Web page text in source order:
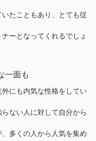
たこともあり、とても従
ーとなってくれるでしょ
一面も
にも内気な性格をしてい
ない人に対して自分から
多くの人から人気を集め